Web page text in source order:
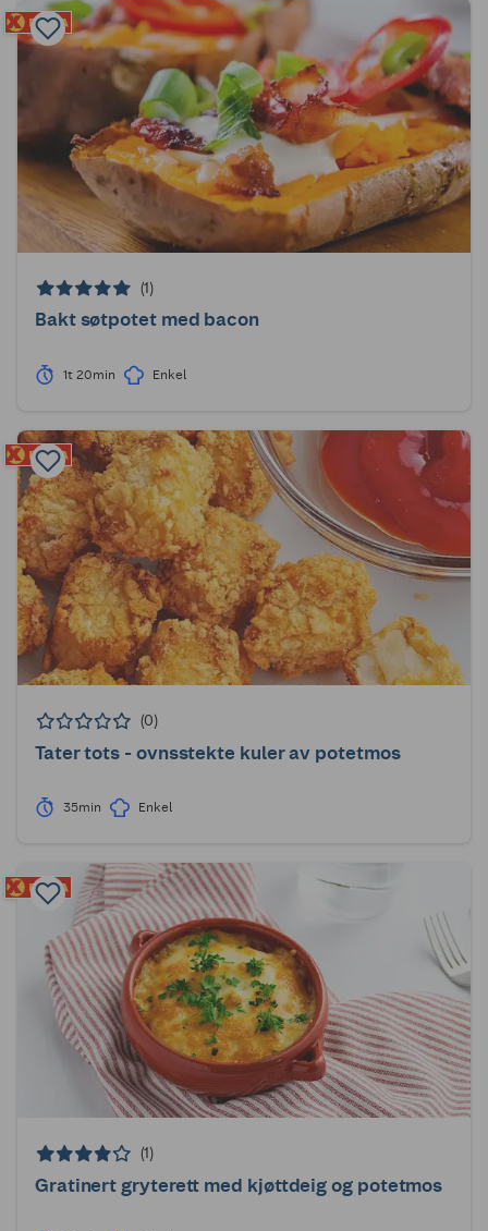
(1)
Bakt søtpotet med bacon
1t 20min Enkel
(0)
Tater tots - ovnsstekte kuler av potetmos
35min Enkel
(1)
Gratinert gryterett med kjøttdeig og potetmos